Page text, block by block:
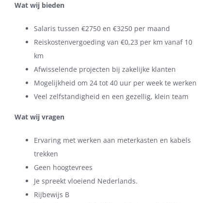
Wat wij bieden
Salaris tussen €2750 en €3250 per maand
Reiskostenvergoeding van €0,23 per km vanaf 10
km
Afwisselende projecten bij zakelijke klanten
Mogelijkheid om 24 tot 40 uur per week te werken
Veel zelfstandigheid en een gezellig, klein team
Wat wij vragen
Ervaring met werken aan meterkasten en kabels
trekken
Geen hoogtevrees
Je spreekt vloeiend Nederlands.
Rijbewijs B